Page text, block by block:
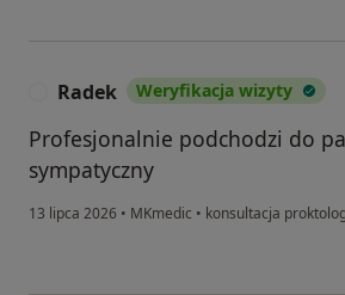
Radek Weryfikacja wizyty
Profesjonalnie podchodzi do
sympatyczny
13 lipca 2026 • MKmedic • konsultacja